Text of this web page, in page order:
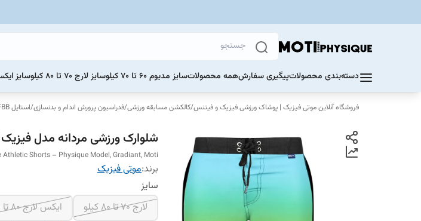
دسته‌بندی محصولاتپیگیری سفارشهمه محصولاتسایز مدیوم 60 تا 70 کیلو سایز لارج 70 تا 80 کیلو سایز ایکس لارج
فروشگاه آنلاین موتی فیزیک | پوشاک ورزشی فیزیک و فیتنس/کالکشن مسابقه ورزشی/فدراسیون پرورش اندام و بدنسازی/استایل IFBB (آی اف بی بی)
شلوارک ورزشی مردانه مدل
Athletic Shorts – Physique Model, Gradiant, Moti
برند:موتی فیزیک
سایز
لارج 70 تا 80 کیلو
ایکس لارج 80 تا 90 کیلو